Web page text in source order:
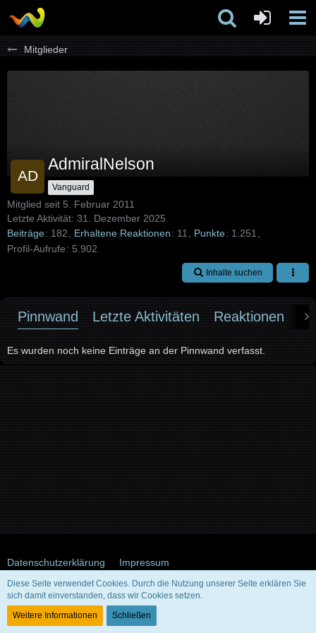
Mitglieder
AdmiralNelson
Vanguard
Mitglied seit 5. Februar 2011
Letzte Aktivität: 31. Dezember 2025
Beiträge
182 Erhaltene Reaktionen 11 Punkte
1.251
Profil-Aufrufe
5.902
Inhalte suchen
Pinnwand Letzte Aktivitäten Reaktionen
Es wurden noch keine Einträge an der Pinnwand verfasst.
Datenschutzerklärung Impressum
Community-Software:WoltLab Suite™ 5.5.26
Diese Seite verwendet Cookies. Durch die Nutzung unserer Seite erklären Sie
sich damit einverstanden, dass wir Cookies setzen.
Weitere Informationen
Schließen